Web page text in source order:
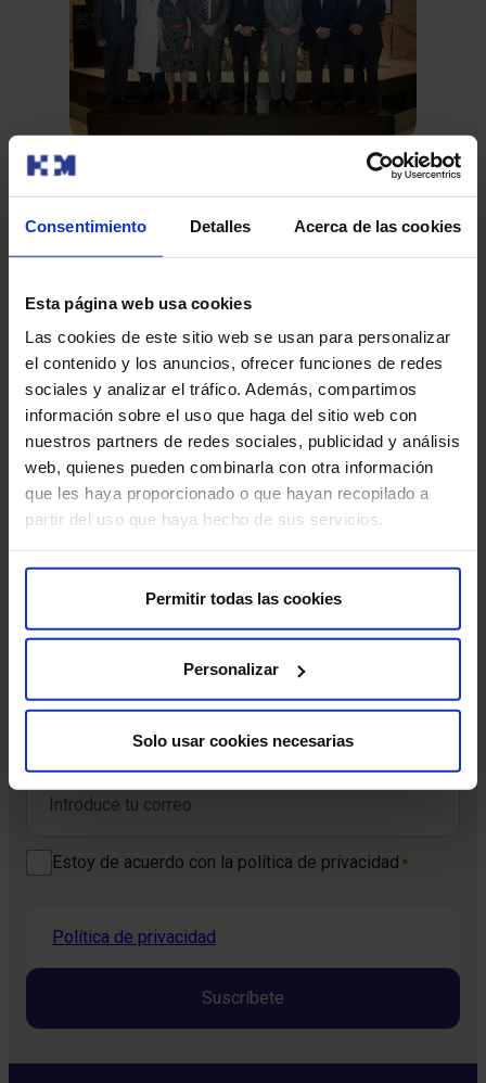
Consentimiento Detalles Acerca de las cookies
Esta página web usa cookies
Las cookies de este sitio web se usan para personalizar
el contenido y los anuncios, ofrecer funciones de redes
sociales y analizar el tráfico. Además, compartimos
información sobre el uso que haga del sitio web con
nuestros partners de redes sociales, publicidad y análisis
web, quienes pueden combinarla con otra información
que les haya proporcionado o que hayan recopilado a
partir del uso que haya hecho de sus servicios.
Permitir todas las cookies
Personalizar
Solo usar cookies necesarias
La VIII Lección Conmemorativa Clara
Campal se centra en el trato humano
integrado en la investigación clínica
oncológica
humano integrado en la i…
El
Leer más
Recibe contenido exclusivo sobre prevención de la salud
y tratamientos. La mejor forma de cuidar tu bienestar
Nombre *
Nombre
Correo electrónico
Consentimiento *
Estoy de acuerdo con la política de privacidad *
Política de privacidad